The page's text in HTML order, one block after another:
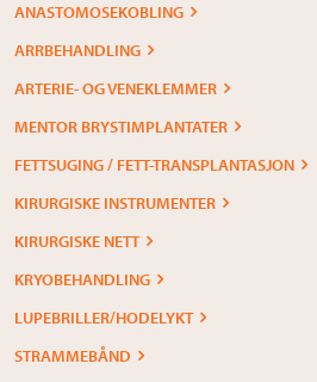
ANASTOMOSEKOBLING
ARRBEHANDLING
ARTERIE- OG VENEKLEMMER
MENTOR BRYSTIMPLANTATER
FETTSUGING / FETT-TRANSPLANTASJON
KIRURGISKE INSTRUMENTER
KIRURGISKE NETT
KRYOBEHANDLING
LUPEBRILLER/HODELYKT
STRAMMEBÅND